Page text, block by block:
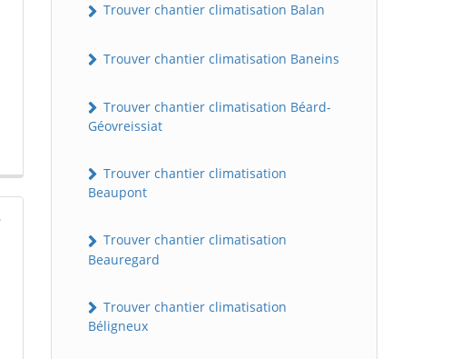
Trouver chantier climatisation Balan
Trouver chantier climatisation Baneins
Trouver chantier climatisation Béard-
Géovreissiat
Trouver chantier climatisation
Beaupont
Trouver chantier climatisation
Beauregard
Trouver chantier climatisation
Béligneux